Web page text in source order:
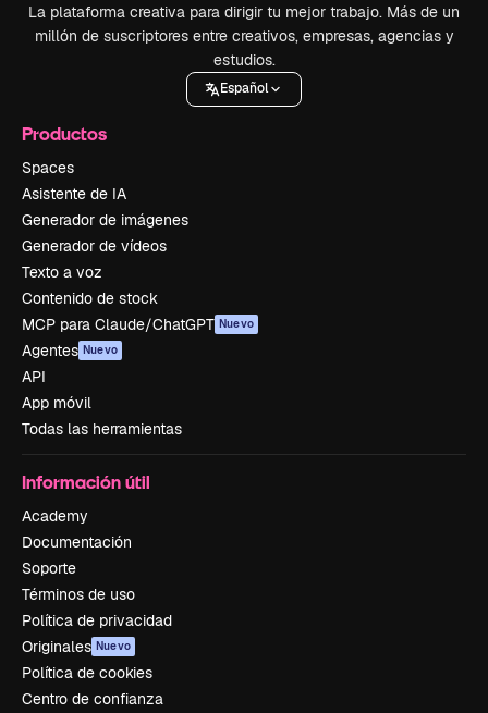
La plataforma creativa para dirigir tu mejor trabajo. Más de un
millón de suscriptores entre creativos, empresas, agencias y
estudios.
Español
Productos
Spaces
Asistente de IA
Generador de imágenes
Generador de vídeos
Texto a voz
Contenido de stock
MCP para Claude/ChatGPT Nuevo
Agentes Nuevo
API
App móvil
Todas las herramientas
Información útil
Academy
Documentación
Soporte
Términos de uso
Política de privacidad
Originales Nuevo
Política de cookies
Centro de confianza